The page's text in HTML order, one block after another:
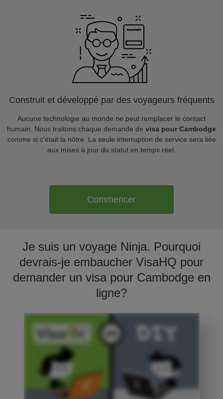
Construit et développé par des voyageurs fréquents
Aucune technologie au monde ne peut remplacer le contact
humain. Nous traitons chaque demande de visa pour Cambodge
comme si c'était la nôtre. La seule interruption de service sera liée
aux mises à jour du statut en temps réel.
Commencer
Je suis un voyage Ninja. Pourquoi
devrais-je embaucher VisaHQ pour
demander un visa pour Cambodge en
ligne?